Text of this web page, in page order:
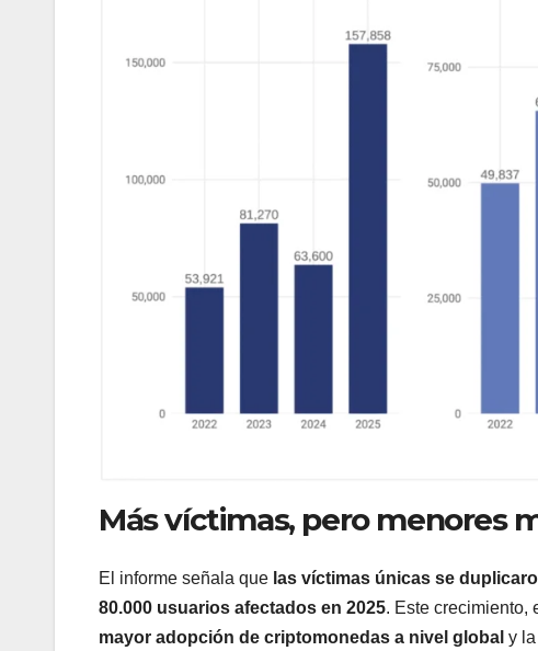
Más víctimas, pero menores
El informe señala que las víctimas únicas se
80.000 usuarios afectados en 2025. Este crecimiento,
mayor adopción de criptomonedas a nivel global y